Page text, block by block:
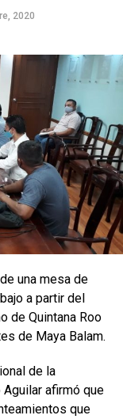
2020
una mesa de
a partir del
de Quintana Roo
de Maya Balam.
de la
afirmó que
que